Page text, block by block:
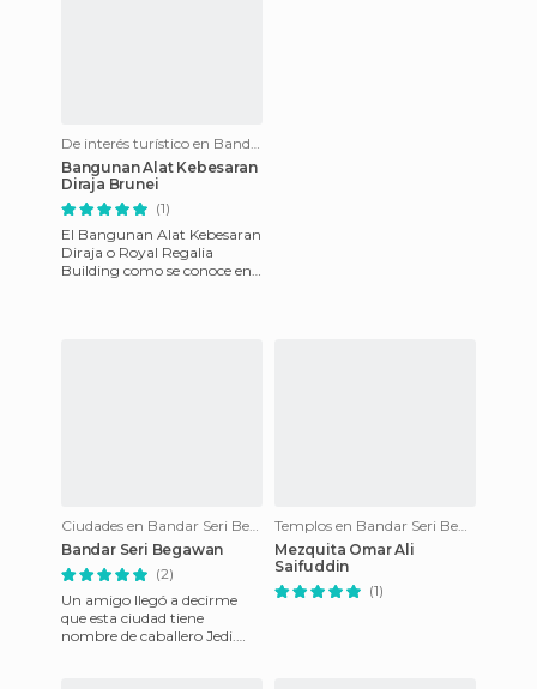
De interés turístico en Bandar Seri Begawan
Bangunan Alat Kebesaran
Diraja Brunei
(1)
El Bangunan Alat Kebesaran
Diraja o Royal Regalia
Building como se conoce en
Ciudades en Bandar Seri Begawan
Bandar Seri Begawan
(2)
Un amigo llegó a decirme
que esta ciudad tiene
nombre de caballero Jedi.
Templos en Bandar Seri Begawan
Mezquita Omar Ali
Saifuddin
(1)